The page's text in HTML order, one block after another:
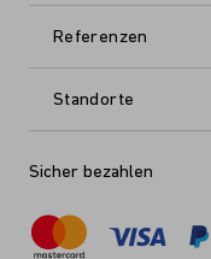
Referenzen
Standorte
Sicher bezahlen